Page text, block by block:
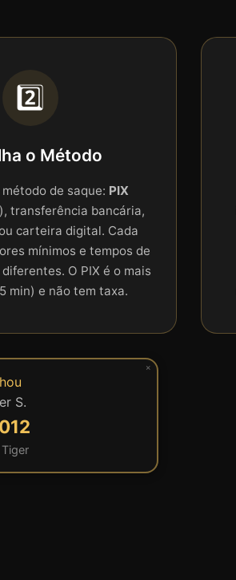
2️⃣
o Método
de saque: PIX
transferência bancária,
carteira digital. Cada
mínimos e tempos de
O PIX é o mais
min) e não tem taxa.